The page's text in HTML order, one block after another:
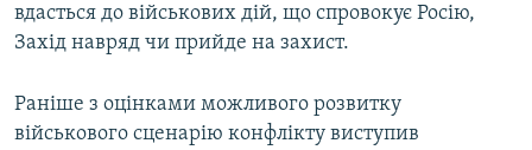
вдасться до військових дій, що спровокує Росію,
Захід навряд чи прийде на захист.
Раніше з оцінками можливого розвитку
військового сценарію конфлікту виступив